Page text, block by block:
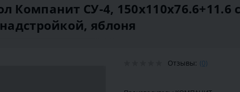
Компанит СУ-4,
яблоня
Отзывы: (0)